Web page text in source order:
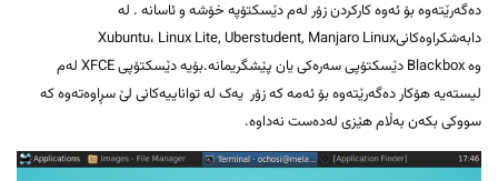
دەگەرێتەوە بۆ ئەوە کارکردن زۆر لەم دێسکتۆپە خۆشە و ئاسانە . لە
دابەشکراوەکانیXubuntu، Linux Lite, Uberstudent, Manjaro Linux
وە Blackbox دێسکتۆپی سەرەکی یان پێشگریمانە.بۆیە دێسکتۆپی XFCE لەم
لیستەیە هۆکار دەگەرێتەوە بۆ ئەمە کە زۆر یەک لە تواناییەکانی لێ سڕاوەتەوە کە
سووکی بکەن بەڵام هێزی لەدەست نەداوە.